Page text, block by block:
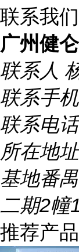
联系我们
广州健
联系人
联系手机
联系电话
所在地址
基地番
二期2幢
推荐产品